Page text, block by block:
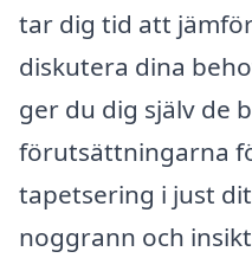
tar dig tid att
diskutera dina
ger du dig själv de
förutsättningarna
tapetsering i just
noggrann och